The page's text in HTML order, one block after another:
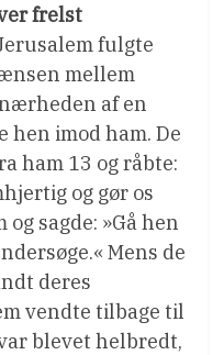
frelst
fulgte
mellem
af en
hen imod ham. De
ham 13 og råbte:
og gør os
og sagde: »Gå hen
Mens de
deres
vendte tilbage til
blevet helbredt,